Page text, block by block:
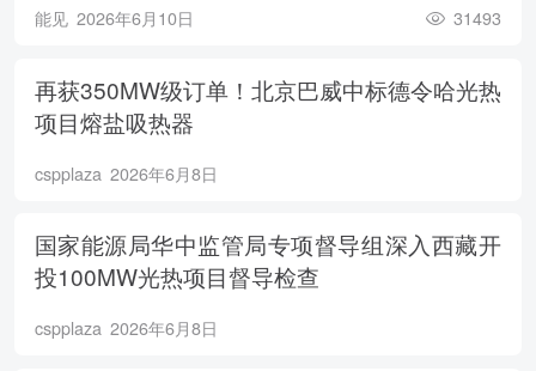
能见 2026年6月10日 31493
再获350MW级订单！北京巴威中标德令哈光热
项目熔盐吸热器
cspplaza 2026年6月8日
国家能源局华中监管局专项督导组深入西藏开
投100MW光热项目督导检查
cspplaza 2026年6月8日